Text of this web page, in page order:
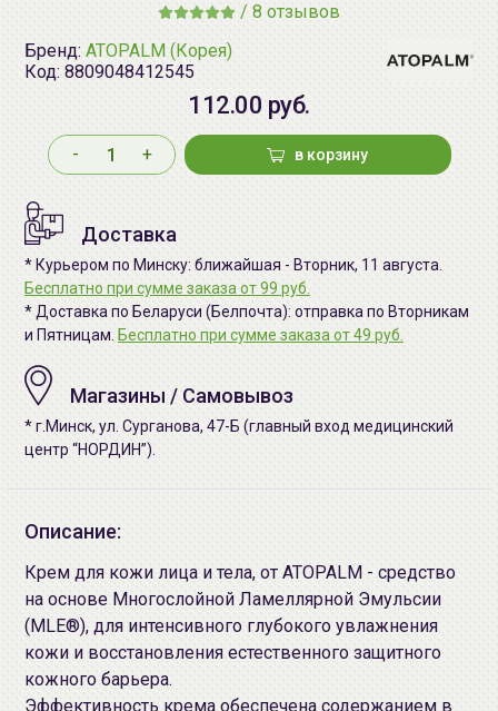
/ 8 отзывов
Бренд: ATOPALM (Корея)
Код: 8809048412545
112.00 руб.
- + в корзину
Доставка
* Курьером по Минску: ближайшая - Вторник, 11 августа.
Бесплатно при сумме заказа от 99 руб.
* Доставка по Беларуси (Белпочта): отправка по Вторникам
и Пятницам. Бесплатно при сумме заказа от 49 руб.
Магазины / Самовывоз
* г.Минск, ул. Сурганова, 47-Б (главный вход медицинский
центр “НОРДИН”).
Описание:
Крем для кожи лица и тела, от ATOPALM - средство
на основе Многослойной Ламеллярной Эмульсии
(MLE®), для интенсивного глубокого увлажнения
кожи и восстановления естественного защитного
кожного барьера.
Эффективность крема обеспечена содержанием в